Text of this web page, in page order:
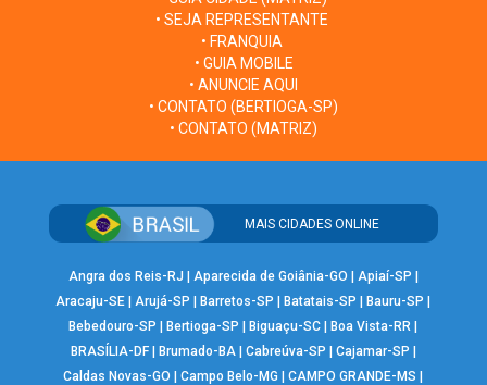
• SEJA REPRESENTANTE
• FRANQUIA
• GUIA MOBILE
• ANUNCIE AQUI
• CONTATO (BERTIOGA-SP)
• CONTATO (MATRIZ)
MAIS CIDADES ONLINE
Angra dos Reis-RJ | Aparecida de Goiânia-GO | Apiaí-SP |
Aracaju-SE | Arujá-SP |Barretos-SP |Batatais-SP |Bauru-SP |
Bebedouro-SP |Bertioga-SP |Biguaçu-SC |Boa Vista-RR |
BRASÍLIA-DF| Brumado-BA| Cabreúva-SP | Cajamar-SP |
Caldas Novas-GO |Campo Belo-MG |CAMPO GRANDE-MS |